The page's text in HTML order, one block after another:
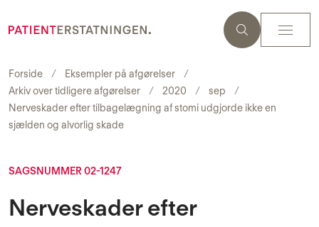
Forside
Eksempler på afgørelser
Arkiv over tidligere afgørelser
2020
sep
Nerveskader efter tilbagelægning af stomi udgjorde ikke en
sjælden og alvorlig skade
SAGSNUMMER 02-1247
Nerveskader efter